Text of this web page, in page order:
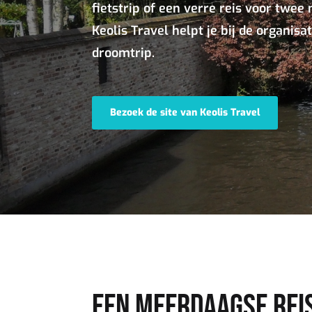
fietstrip of een verre reis voor twee
Keolis Travel helpt je bij de
droomtrip.
Bezoek de site van Keolis Travel